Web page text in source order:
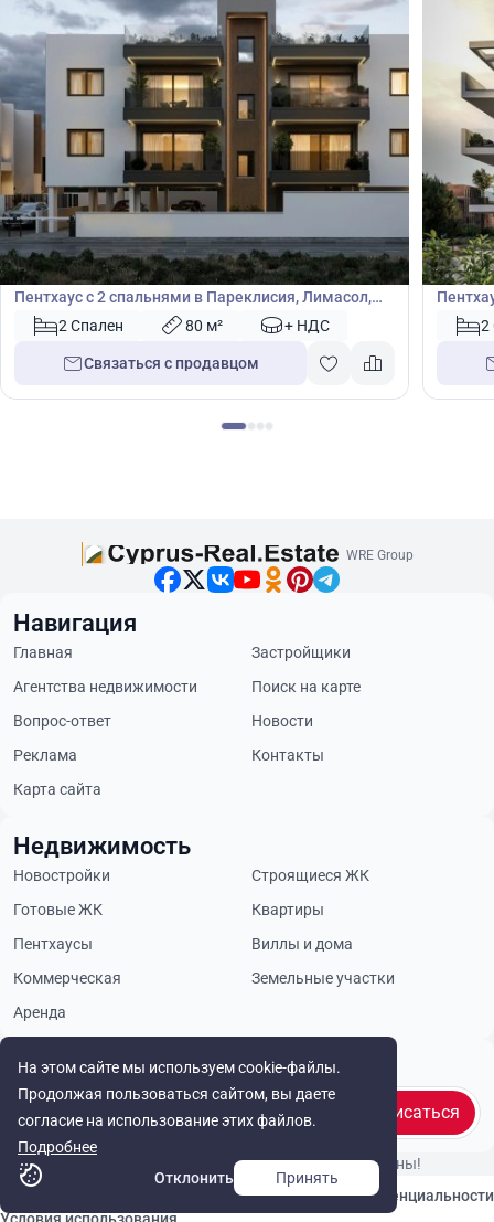
€275 000
Пентхаус
Пентхаус с 2 спальнями в Пареклисия, Лимасол,
Кипр № 40993
2 Спален 80 м² + НДС
Связаться с продавцом
€275
№
2
На этом сайте мы используем cookie-файлы.
Продолжая пользоваться сайтом, вы даете
согласие на использование этих файлов.
Подробнее
Отклонить
Принять
WRE Group
Будьте в курсе
Подписаться
Навигация
Главная
Застройщики
Агентства недвижимости
Поиск на карте
Вопрос-ответ
Новости
Реклама
Контакты
Карта сайта
Недвижимость
Новостройки
Строящиеся ЖК
Готовые ЖК
Квартиры
Пентхаусы
Виллы и дома
Коммерческая
Земельные участки
Аренда
© Cyprus Realestate 2026. Все права защищены!
Политика конфиденциальности